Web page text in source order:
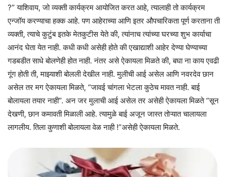
?” याशिवाय, जो व्यक्ती कार्यक्रम आयोजित करत आहे, त्यालाही तो कार्यक्रम
एन्जॉय करण्याचा हक्क आहे. पण आहेराच्या आणि इतर औपचारिकता पूर्ण करताना ती
व्यक्ती, त्याचे कुटुंब इतके मेतकुटीस येते की, त्यांनाच त्यांच्या घरच्या शुभ कार्याचा
आनंद घेता येत नाही. कधी कधी असेही होते की एखाद्याशी आहेर देण्या घेण्याच्या
गडबडीत साधे बोलणेही होत नाही. नंतर असे ऐकायला मिळते की, बघा ना काय एवढी
गूंग होती ती, माझ्याशी बोलली देखील नाही. मुलीची आई असेल आणि नवरदेव छान
असेल तर मग ऐकायला मिळते, “जावई चांगला भेटला कुठेच मावत नाही. बाई
बोलायला तयार नाही”. अन जर मुलाची आई असेल तर असेही ऐकायला मिळते “सून
देखणी, छान कमावती मिळाली आहे. त्यामुळे बाई अजून जास्त तोऱ्यात चालायला
लागलीय. तिला कुणाशी बोलायला वेळ नाही !”असेही ऐकायला मिळते.